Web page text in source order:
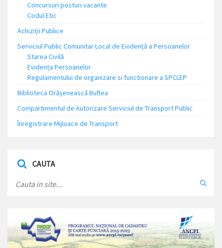
Concursuri posturi vacante
Codul Etic
Achiziții Publice
Serviciul Public Comunitar Local de Evidență a Persoanelor
Starea Civilă
Evidența Persoanelor
Regulamentului de organizare si functionare a SPCLEP
Biblioteca Orășenească Buftea
Compartimentul de Autorizare Serviciul de Transport Public
Înregistrare Mijloace de Transport
CAUTA